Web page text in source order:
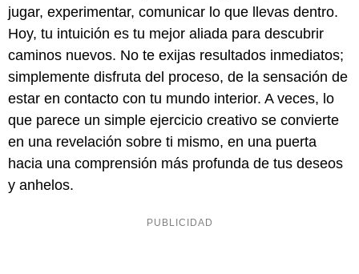
jugar, experimentar, comunicar lo que llevas dentro.
Hoy, tu intuición es tu mejor aliada para descubrir
caminos nuevos. No te exijas resultados inmediatos;
simplemente disfruta del proceso, de la sensación de
estar en contacto con tu mundo interior. A veces, lo
que parece un simple ejercicio creativo se convierte
en una revelación sobre ti mismo, en una puerta
hacia una comprensión más profunda de tus deseos
y anhelos.